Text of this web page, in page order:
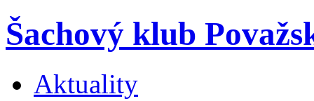
Šachový klub
Aktuality